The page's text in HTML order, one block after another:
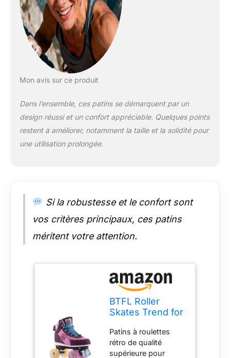
Mon avis sur ce produit
Dans l’ensemble, ces patins se démarquent par un
design réussi et un confort appréciable. Quelques points
restent à améliorer, notamment la taille et la solidité pour
une utilisation prolongée.
Si la robustesse et le confort sont
vos critères principaux, ces patins
méritent votre attention.
BTFL Roller
Skates Trend for
Ideal for Rink,
Artistic and
Rhythmic
Patins à roulettes
rétro de qualité
supérieure pour